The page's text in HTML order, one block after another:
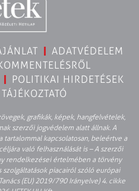
ADATVÉDELEM
POLITIKAI HIRDETÉSEK
grafikák, képek, hangfelvételek,
szerzői jogvédelem alatt állnak. A
kapcsolatosan, beleértve a
való felhasználását is – A szerzői
rendelkezései értelmében a törvény
szolgáltatások piacairól szóló európai
(EU) 2019/790 Irányelve) 4. cikke